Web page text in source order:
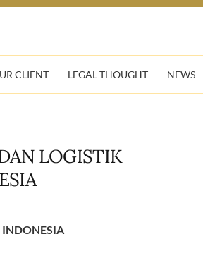
CLIENT LEGAL THOUGHT NEWS
LOGISTIK
INDONESIA